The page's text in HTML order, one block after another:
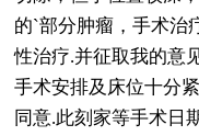
的`部分肿瘤，手术治
性治疗.并征取我的意
手术安排及床位十分
同意.此刻家等手术日